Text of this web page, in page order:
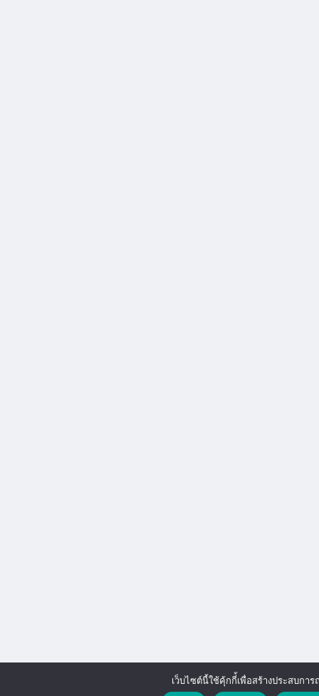
เว็บไซต์นี้ใช้คุ้กกี่้เพื่อสร้างประสบกา